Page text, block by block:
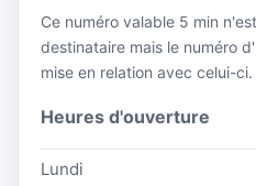
Ce numéro valable 5 min
destinataire mais le numéro
mise en relation avec celui-ci.
Heures d'ouverture
Lundi